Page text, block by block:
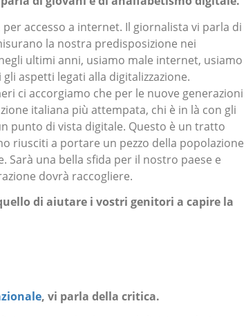
accesso a internet. Il giornalista vi parla di
la nostra predisposizione nei
ultimi anni, usiamo male internet, usiamo
aspetti legati alla digitalizzazione.
ci accorgiamo che per le nuove generazioni
italiana più attempata, chi è in là con gli
punto di vista digitale. Questo è un tratto
riusciti a portare un pezzo della popolazione
una bella sfida per il nostro paese e
dovrà raccogliere.
di aiutare i vostri genitori a capire la
, vi parla della critica.